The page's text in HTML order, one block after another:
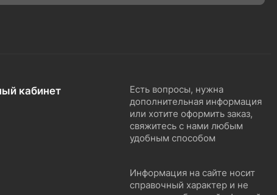
кабинет
Есть вопросы, нужна
дополнительная информация
или хотите оформить заказ,
свяжитесь с нами любым
удобным способом
Информация на сайте носит
справочный характер и не